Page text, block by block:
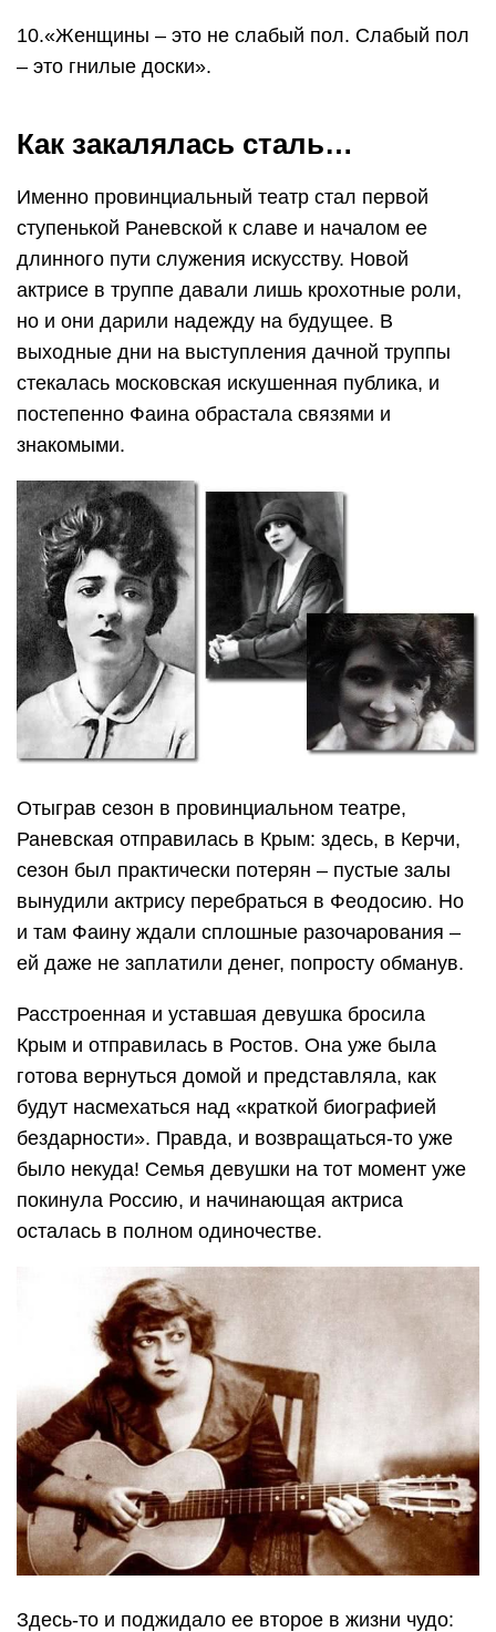
10.«Женщины – это не слабый пол. Слабый пол
– это гнилые доски».
Как закалялась сталь…
Именно провинциальный театр стал первой
ступенькой Раневской к славе и началом ее
длинного пути служения искусству. Новой
актрисе в труппе давали лишь крохотные роли,
но и они дарили надежду на будущее. В
выходные дни на выступления дачной труппы
стекалась московская искушенная публика, и
постепенно Фаина обрастала связями и
знакомыми.
Отыграв сезон в провинциальном театре,
Раневская отправилась в Крым: здесь, в Керчи,
сезон был практически потерян – пустые залы
вынудили актрису перебраться в Феодосию. Но
и там Фаину ждали сплошные разочарования –
ей даже не заплатили денег, попросту обманув.
Расстроенная и уставшая девушка бросила
Крым и отправилась в Ростов. Она уже была
готова вернуться домой и представляла, как
будут насмехаться над «краткой биографией
бездарности». Правда, и возвращаться-то уже
было некуда! Семья девушки на тот момент уже
покинула Россию, и начинающая актриса
осталась в полном одиночестве.
Здесь-то и поджидало ее второе в жизни чудо: